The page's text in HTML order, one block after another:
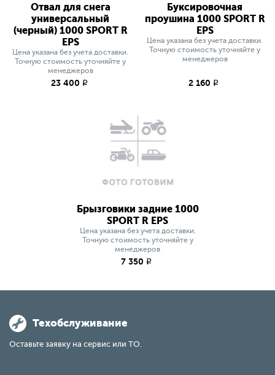
Отвал для снега
универсальный
(черный) 1000 SPORT R
EPS
Цена указана без учета доставки.
Точную стоимость уточняйте у
менеджеров
23 400 q
Буксировочная
проушина 1000 SPORT R
EPS
Цена указана без учета доставки.
Точную стоимость уточняйте у
менеджеров
2 160 q
Брызговики задние 1000
SPORT R EPS
Цена указана без учета доставки.
Точную стоимость уточняйте у
менеджеров
7 350 q
Техобслуживание
Оставьте заявку на сервис или ТО.